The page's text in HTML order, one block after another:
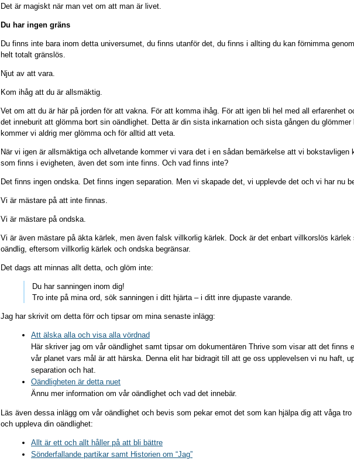
Det är magiskt när man vet om att man är livet.
Du har ingen gräns
Du finns inte bara inom detta universumet, du finns utanför det, du finns i allting du kan förnimma
helt totalt gränslös.
Njut av att vara.
Kom ihåg att du är allsmäktig.
Vet om att du är här på jorden för att vakna. För att komma ihåg. För att igen bli hel med all erfarenhet
det inneburit att glömma bort sin oändlighet. Detta är din sista inkarnation och sista gången du glömmer
kommer vi aldrig mer glömma och för alltid att veta.
När vi igen är allsmäktiga och allvetande kommer vi vara det i en sådan bemärkelse att vi bokstavligen
som finns i evigheten, även det som inte finns. Och vad finns inte?
Det finns ingen ondska. Det finns ingen separation. Men vi skapade det, vi upplevde det och vi har nu
Vi är mästare på att inte finnas.
Vi är mästare på ondska.
Vi är även mästare på äkta kärlek, men även falsk villkorlig kärlek. Dock är det enbart villkorslös kärlek
oändlig, eftersom villkorlig kärlek och ondska begränsar.
Det dags att minnas allt detta, och glöm inte:
Du har sanningen inom dig!
Tro inte på mina ord, sök sanningen i ditt hjärta – i ditt inre djupaste varande.
Jag har skrivit om detta förr och tipsar om mina senaste inlägg:
Att älska alla och visa alla vördnad
Här skriver jag om vår oändlighet samt tipsar om dokumentären Thrive som visar att det finns
vår planet vars mål är att härska. Denna elit har bidragit till att ge oss upplevelsen vi nu haft,
separation och hat.
Oändligheten är detta nuet
Ännu mer information om vår oändlighet och vad det innebär.
Läs även dessa inlägg om vår oändlighet och bevis som pekar emot det som kan hjälpa dig att våga
och uppleva din oändlighet:
Allt är ett och allt håller på att bli bättre
Sönderfallande partikar samt Historien om “Jag”